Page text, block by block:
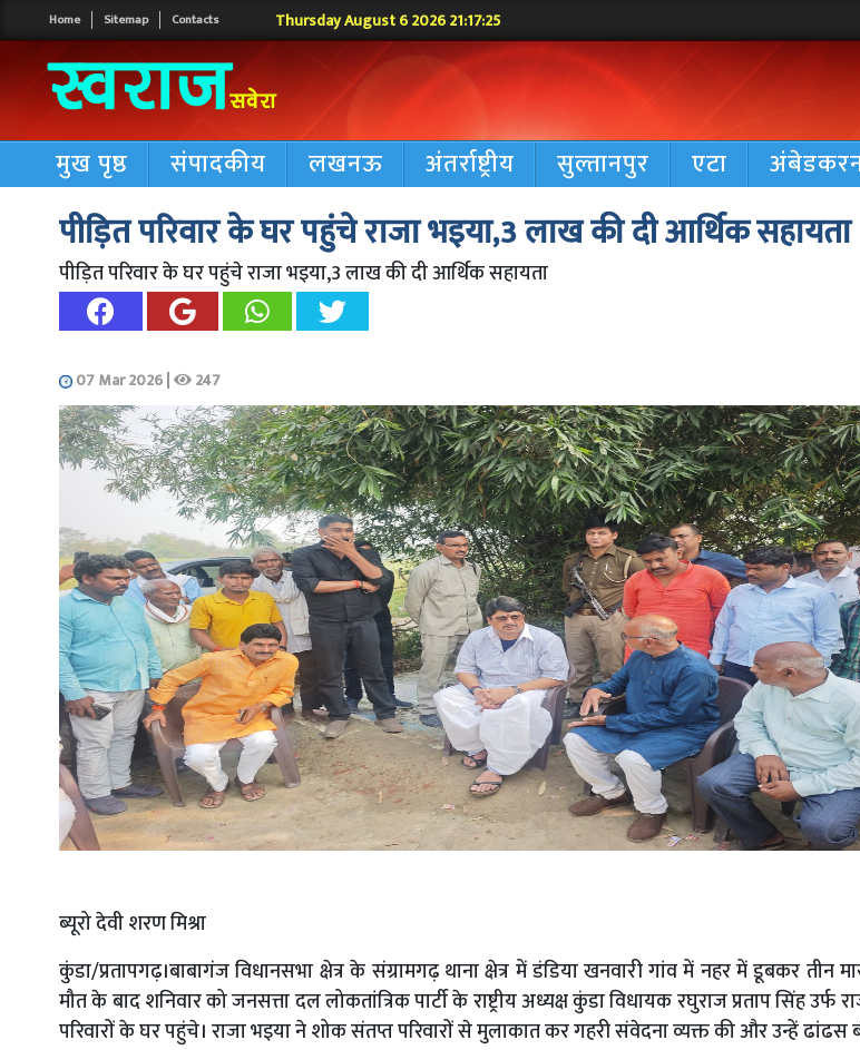
Home Sitemap Contacts Thursday August 6 2026 21:17:25
मुख पृष्ठ संपादकीय लखनऊ अंतर्राष्ट्रीय सुल्तानपुर एटा
पीड़ित परिवार के घर पहुंचे राजा भ‌इया,3 लाख की दी आर्थिक सहायता
पीड़ित परिवार के घर पहुंचे राजा भ‌इया,3 लाख की दी आर्थिक सहायता
07 Mar 2026| 247
ब्यूरो देवी शरण मिश्रा
कुंडा/प्रतापगढ़।बाबागंज विधानसभा क्षेत्र के संग्रामगढ़ थाना क्षेत्र में डंडिया खनवारी गांव में नहर में डूबकर तीन
मौत के बाद शनिवार को जनसत्ता दल लोकतांत्रिक पार्टी के राष्ट्रीय अध्यक्ष कुंडा विधायक रघुराज प्रताप सिंह उर्फ
परिवारों के घर पहुंचे। राजा भ‌इया ने शोक संतप्त परिवारों से मुलाकात कर गहरी संवेदना व्यक्त की और उन्हें ढांढस